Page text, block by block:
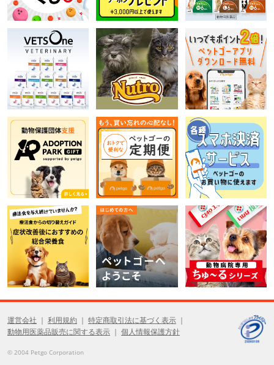
運営会社 利用規約
特定商取引法に基づく表示
動物用医薬品販売に関する表示
個人情報保護方針
© 2004 Petgo Corporation